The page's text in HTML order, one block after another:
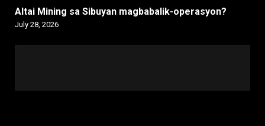
Altai Mining sa Sibuyan magbabalik-operasyon?
July 28, 2026